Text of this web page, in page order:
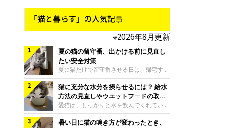
「猫と暮らす」の人気記事
※2026年8月更新
夏の猫の留守番、出かける前に見直し
たい安全対策
夏に猫だけで留守番させる日は、帰宅する
まで部屋が暑くなりすぎないか、水は足り
るかと気になる飼い主さんもいるでしょ
う。家の中なら安全と思っていても、日中
は室温が急に上がることがあります。留守
中の暑さから猫を守るために準備したいこ
とや、帰宅後に見たいサインなどについ
猫に充分な水分を摂らせるには？ 給水
方法の見直しやウエットフードの取り
入れ方を解説
愛猫は、しっかりと水を飲んでくれていま
すか？ 夏場はエアコンで室内が涼しいこ
ともあり、猫があまり水を飲まないこと
暑い日に猫の鳴き方が変わったとき、